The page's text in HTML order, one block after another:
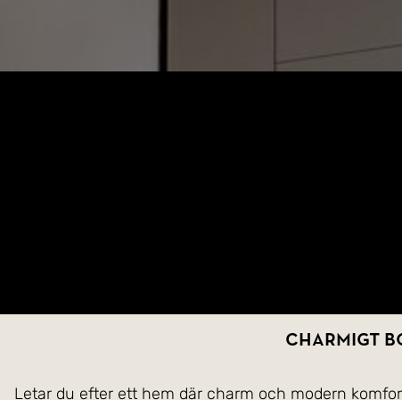
Charmigt
Letar du efter ett hem där charm och modern